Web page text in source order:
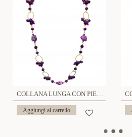
COLLANA LUNGA CON PIETRA - HZM23144E742
Aggiungi al carrello